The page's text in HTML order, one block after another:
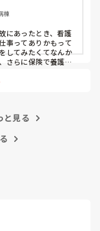
棟
にあったとき、看護
事ってありかもって
してみたくてなんか
さらに保険で養護教
と見る